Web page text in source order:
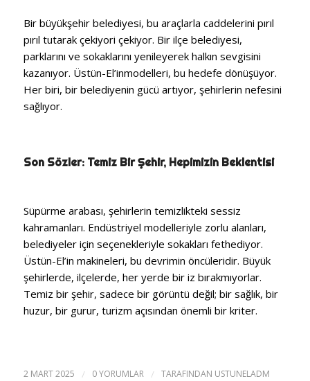
Bir büyükşehir belediyesi, bu araçlarla caddelerini pırıl
pırıl tutarak çekiyori çekiyor. Bir ilçe belediyesi,
parklarını ve sokaklarını yenileyerek halkın sevgisini
kazanıyor. Üstün-El’inmodelleri, bu hedefe dönüşüyor.
Her biri, bir belediyenin gücü artıyor, şehirlerin nefesini
sağlıyor.
Son Sözler: Temiz Bir Şehir, Hepimizin Beklentisi
Süpürme arabası, şehirlerin temizlikteki sessiz
kahramanları. Endüstriyel modelleriyle zorlu alanları,
belediyeler için seçenekleriyle sokakları fethediyor.
Üstün-El’in makineleri, bu devrimin öncüleridir. Büyük
şehirlerde, ilçelerde, her yerde bir iz bırakmıyorlar.
Temiz bir şehir, sadece bir görüntü değil; bir sağlık, bir
huzur, bir gurur, turizm açısından önemli bir kriter.
2 MART 2025 / 0 YORUMLAR / TARAFINDAN USTUNELADM